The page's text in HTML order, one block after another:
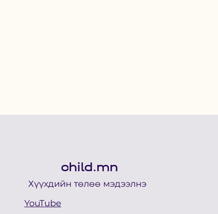
child.mn
Хүүхдийн төлөө мэдээлнэ
YouTube